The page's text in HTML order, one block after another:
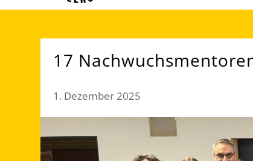
17
1. Dezember 2025